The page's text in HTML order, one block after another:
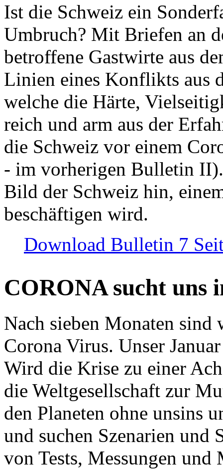
Ist die Schweiz ein
Umbruch? Mit Briefen an
betroffene Gastwirte aus
Linien eines Konflikts aus
welche die Härte,
reich und arm aus der
die Schweiz vor einem
- im vorherigen Bulletin
Bild der Schweiz hin,
beschäftigen wird.
Download Bulletin 7
CORONA sucht uns
Nach sieben Monaten
Corona Virus. Unser
Wird die Krise zu einer
die Weltgesellschaft zur
den Planeten ohne unsins
und suchen Szenarien und
von Tests, Messungen und